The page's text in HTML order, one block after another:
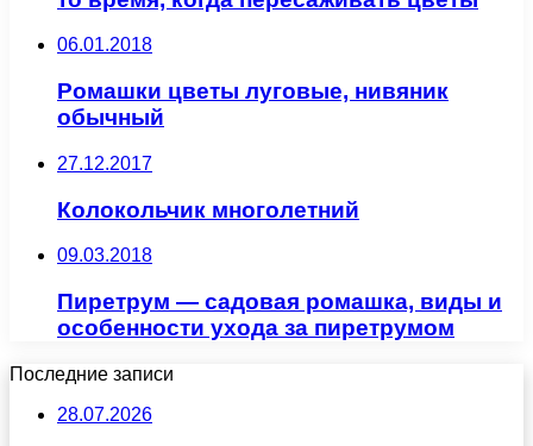
06.01.2018
Ромашки цветы луговые, нивяник
обычный
27.12.2017
Колокольчик многолетний
09.03.2018
Пиретрум — садовая ромашка, виды и
особенности ухода за пиретрумом
Последние записи
28.07.2026